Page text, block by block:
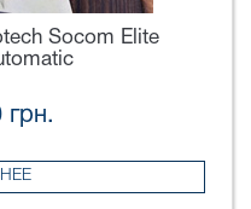
Socom Elite
грн.